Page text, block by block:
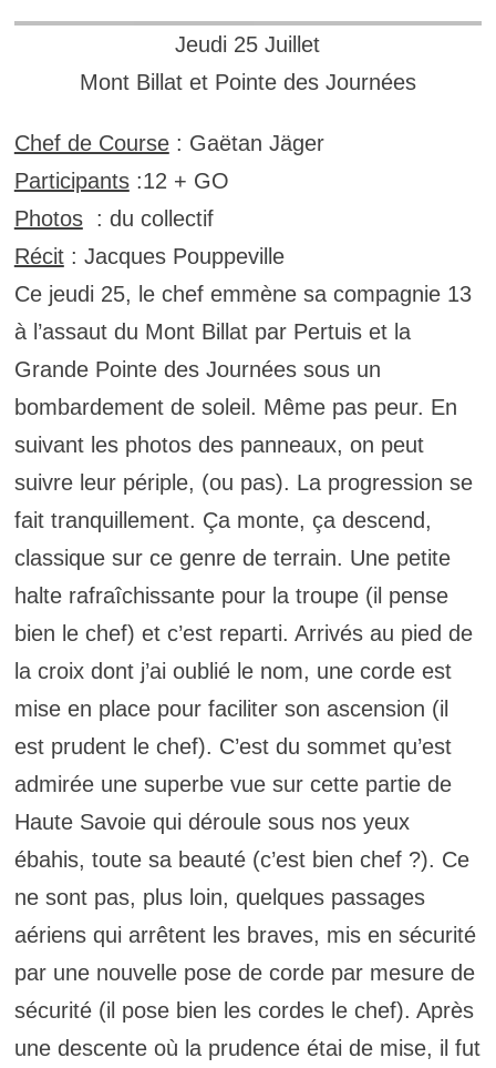
Jeudi 25 Juillet
Mont Billat et Pointe des Journées
Chef de Course: Gaëtan Jäger
Participants:12 + GO
Photos: du collectif
Récit: Jacques Pouppeville
Ce jeudi 25, le chef emmène sa compagnie 13
à l’assaut du Mont Billat par Pertuis et la
Grande Pointe des Journées sous un
bombardement de soleil. Même pas peur. En
suivant les photos des panneaux, on peut
suivre leur périple, (ou pas). La progression se
fait tranquillement. Ça monte, ça descend,
classique sur ce genre de terrain. Une petite
halte rafraîchissante pour la troupe (il pense
bien le chef) et c’est reparti. Arrivés au pied de
la croix dont j’ai oublié le nom, une corde est
mise en place pour faciliter son ascension (il
est prudent le chef). C’est du sommet qu’est
admirée une superbe vue sur cette partie de
Haute Savoie qui déroule sous nos yeux
ébahis, toute sa beauté (c’est bien chef ?). Ce
ne sont pas, plus loin, quelques passages
aériens qui arrêtent les braves, mis en sécurité
par une nouvelle pose de corde par mesure de
sécurité (il pose bien les cordes le chef). Après
une descente où la prudence étai de mise, il fut